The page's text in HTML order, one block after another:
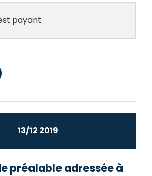
payant
13/12 2019
préalable adressée à